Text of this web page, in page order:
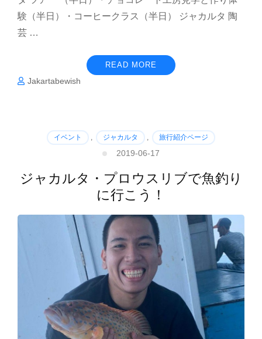
験（半日）・コーヒークラス（半日） ジャカルタ 陶
芸 …
READ MORE
Jakartabewish
イベント , ジャカルタ , 旅行紹介ページ
2019-06-17
ジャカルタ・プロウスリブで魚釣り
に行こう！